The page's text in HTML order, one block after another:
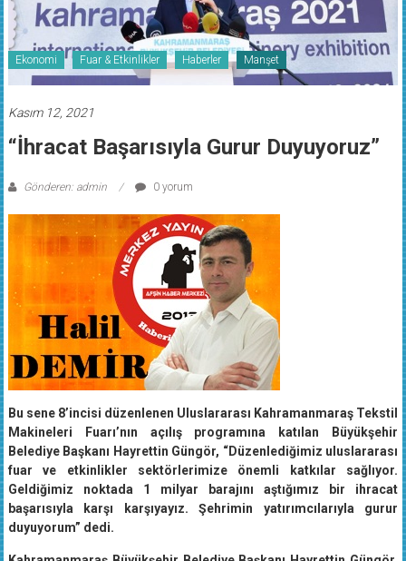
Ekonomi Fuar & Etkinlikler Haberler Manşet
Kasım 12, 2021
“İhracat Başarısıyla Gurur Duyuyoruz”
0 yorum
Bu sene 8’incisi düzenlenen Uluslararası Kahramanmaraş Tekstil
Makineleri Fuarı’nın açılış programına katılan Büyükşehir
Belediye Başkanı Hayrettin Güngör, “Düzenlediğimiz uluslararası
fuar ve etkinlikler sektörlerimize önemli katkılar sağlıyor.
Geldiğimiz noktada 1 milyar barajını aştığımız bir ihracat
başarısıyla karşı karşıyayız. Şehrimin yatırımcılarıyla gurur
duyuyorum” dedi.